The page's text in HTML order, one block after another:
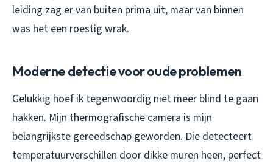
leiding zag er van buiten prima uit, maar van binnen
was het een roestig wrak.
Moderne detectie voor oude problemen
Gelukkig hoef ik tegenwoordig niet meer blind te gaan
hakken. Mijn thermografische camera is mijn
belangrijkste gereedschap geworden. Die detecteert
temperatuurverschillen door dikke muren heen, perfect